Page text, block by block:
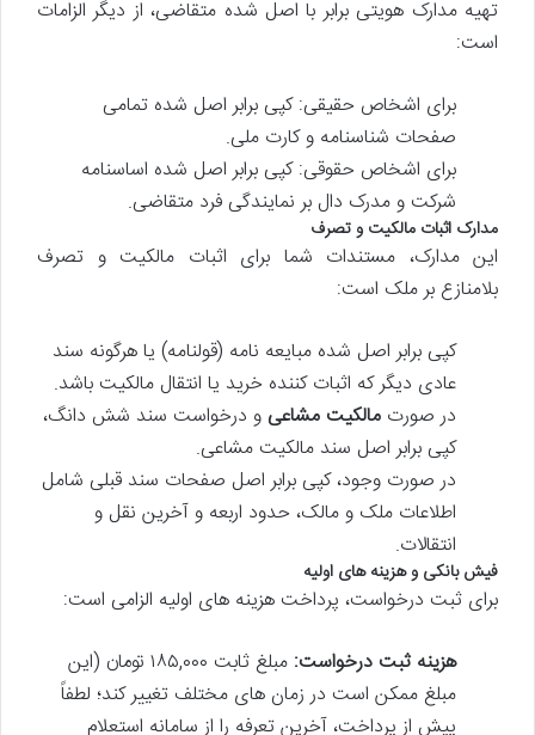
تهیه مدارک هویتی برابر با اصل شده متقاضی، از دیگر الزامات
است:
برای اشخاص حقیقی: کپی برابر اصل شده تمامی
صفحات شناسنامه و کارت ملی.
برای اشخاص حقوقی: کپی برابر اصل شده اساسنامه
شرکت و مدرک دال بر نمایندگی فرد متقاضی.
مدارک اثبات مالکیت و تصرف
این مدارک، مستندات شما برای اثبات مالکیت و تصرف
بلامنازع بر ملک است:
کپی برابر اصل شده مبایعه نامه (قولنامه) یا هرگونه سند
عادی دیگر که اثبات کننده خرید یا انتقال مالکیت باشد.
در صورت مالکیت مشاعیو درخواست سند شش دانگ،
کپی برابر اصل سند مالکیت مشاعی.
در صورت وجود، کپی برابر اصل صفحات سند قبلی شامل
اطلاعات ملک و مالک، حدود اربعه و آخرین نقل و
انتقالات.
فیش بانکی و هزینه های اولیه
برای ثبت درخواست، پرداخت هزینه های اولیه الزامی است:
هزینه ثبت درخواست:
مبلغ ثابت ۱۸۵,۰۰۰ تومان (این
مبلغ ممکن است در زمان های مختلف تغییر کند؛ لطفاً
پیش از پرداخت، آخرین تعرفه را از سامانه استعلام